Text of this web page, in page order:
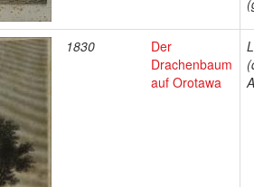
1830
Der
Drachenbaum
auf Orotawa